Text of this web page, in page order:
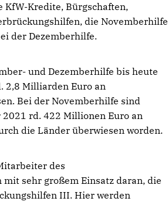
Kredite, Bürgschaften,
die Novemberhilfe
der Dezemberhilfe.
und Dezemberhilfe bis heute
2,8 Milliarden Euro an
Bei der Novemberhilfe sind
rd. 422 Millionen Euro an
die Länder überwiesen worden.
des
sehr großem Einsatz daran, die
III. Hier werden